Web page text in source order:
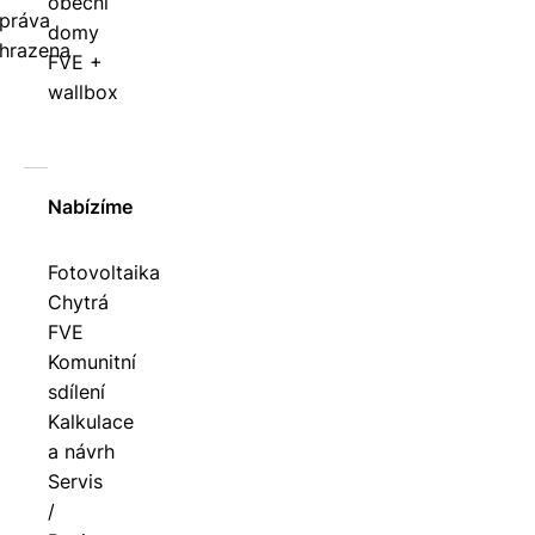
domy
FVE +
wallbox
Nabízíme
Fotovoltaika
Chytrá
FVE
Komunitní
sdílení
Kalkulace
a návrh
Servis
/